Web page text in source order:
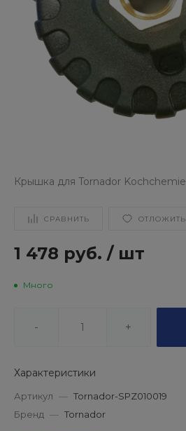
Крышка для Tornador Kochchemie
СРАВНИТЬ ОТЛОЖИТЬ
1 478 руб. / шт
Много
- +
Характеристики
Артикул — Tornador-SPZ010019
Бренд — Tornador